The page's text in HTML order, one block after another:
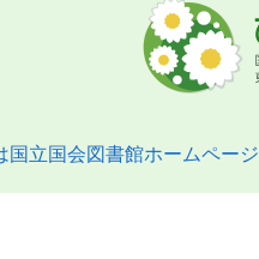
国立国会図書館ホームページ